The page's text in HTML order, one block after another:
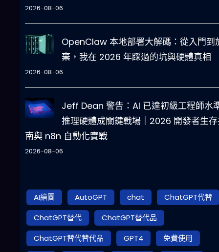
2026-08-06
OpenClaw 本地部署大解碼：從入門到
棄，我在 2026 年踩過的坑與硬體真相
2026-08-06
Jeff Dean 警告：AI 已達初級工程師水
推理硬體成關鍵戰場｜2026 開發者生
南與 n8n 自動化實戰
2026-08-06
AI繪圖 AutoGPT chat
ChatGPT代替
ChatGPT替代
ChatGPT替代品
ChatGPT替代替代品
GPT4
免費使用